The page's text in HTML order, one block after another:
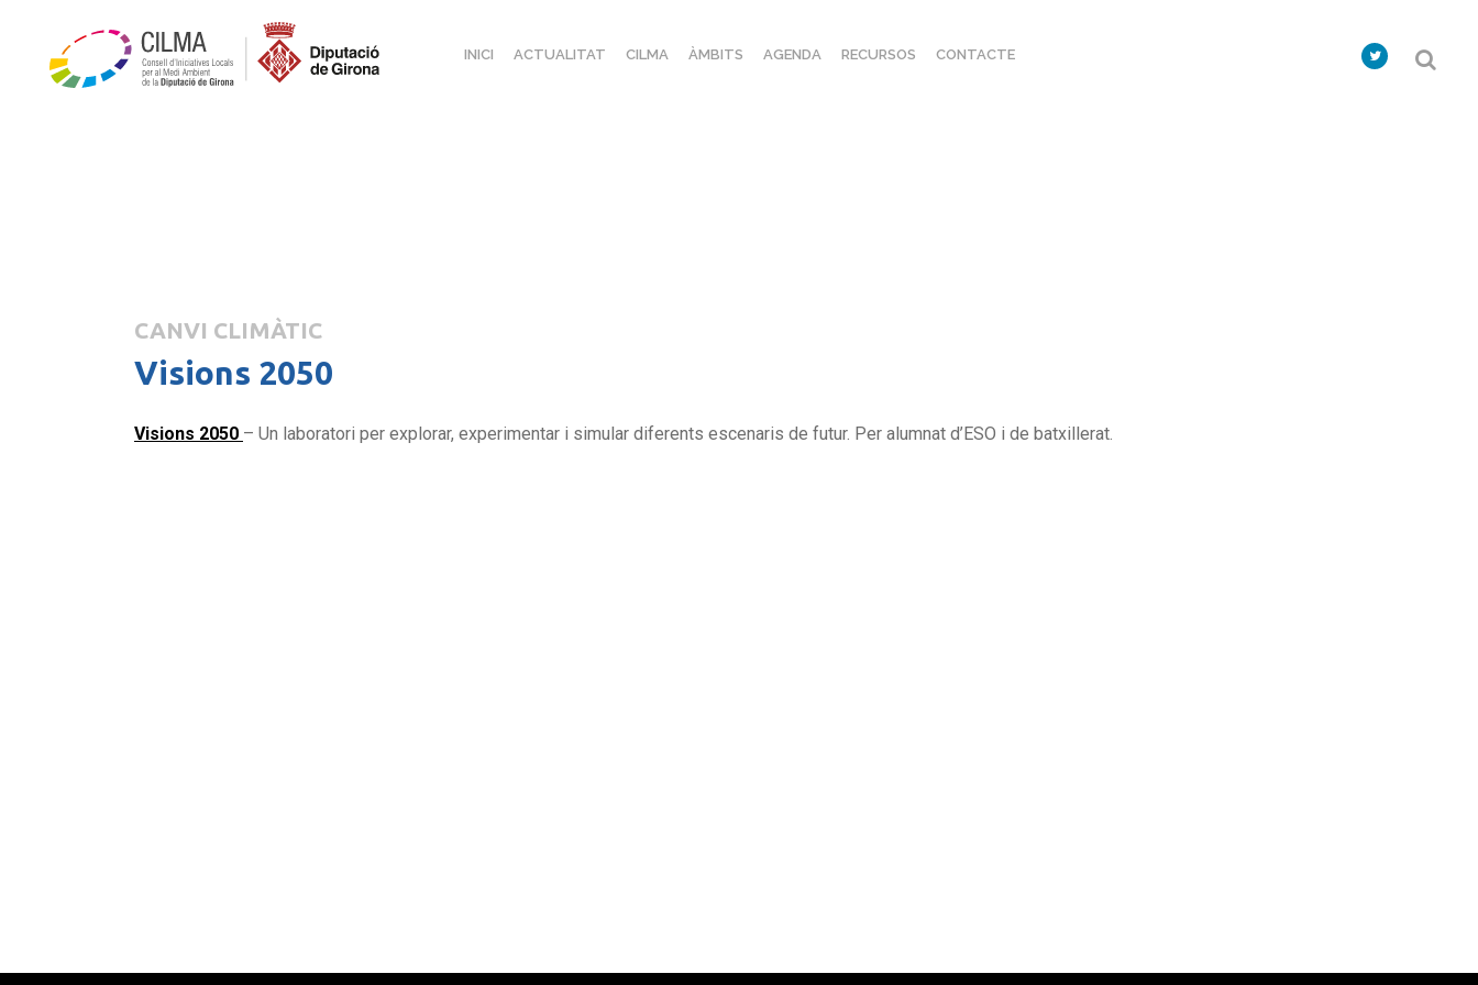
INICI ACTUALITAT CILMA ÀMBITS AGENDA RECURSOS CONTACTE
CANVI CLIMÀTIC
Visions 2050
Visions 2050 – Un laboratori per explorar, experimentar i simular diferents escenaris de futur. Per alumnat d’ESO i de batxillerat.